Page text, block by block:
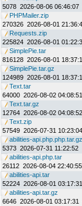
5078 2026-08-06 06:46:07
PHPMailer.zip
270326 2026-08-01
Requests.zip
225824 2026-08-01
SimplePie.tar
816128 2026-08-01
SimplePie.tar.gz
124989 2026-08-01
Text.tar
64000 2026-08-02 04:08:51
Text.tar.gz
12764 2026-08-02 04:08:52
Text.zip
57549 2026-07-31 10:23:04
abilities-api.php.php.tar.gz
5373 2026-07-31 11:22:52
abilities-api.php.tar
26112 2026-08-04 22:40:55
abilities-api.tar
52224 2026-08-01 03:17:31
abilities-api.tar.gz
6646 2026-08-01 03:17:31